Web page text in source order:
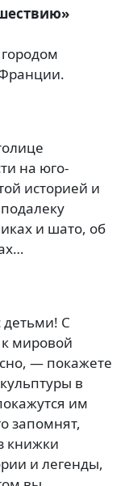
на юго-
историей и
и шато, об
С
мировой
— покажете
в
им
запомнят,
книжки
и легенды,